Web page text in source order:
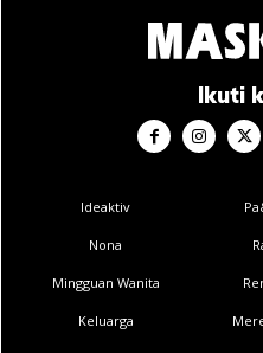
Anda mungkin
SHOPEE MY
[20 Pek] Carina Tisu
Gantung Viral 4Ply
Ikuti
Ideaktiv
Nona
Mingguan Wanita
Keluarga